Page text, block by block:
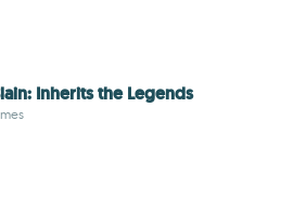
Inherits the Legends